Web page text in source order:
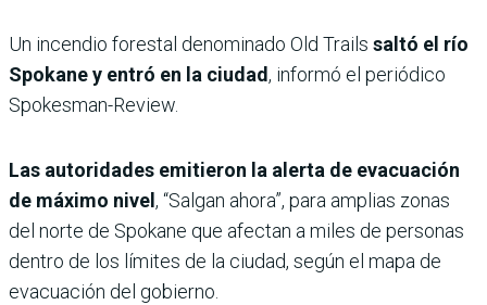
Un incendio forestal denominado Old Trails saltó el río
Spokane y entró en la ciudad, informó el periódico
Spokesman-Review.
Las autoridades emitieron la alerta de evacuación
de máximo nivel , “Salgan ahora”, para amplias zonas
del norte de Spokane que afectan a miles de personas
dentro de los límites de la ciudad, según el mapa de
evacuación del gobierno.